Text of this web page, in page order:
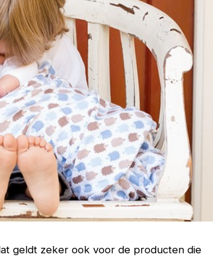
geldt zeker ook voor de producten die